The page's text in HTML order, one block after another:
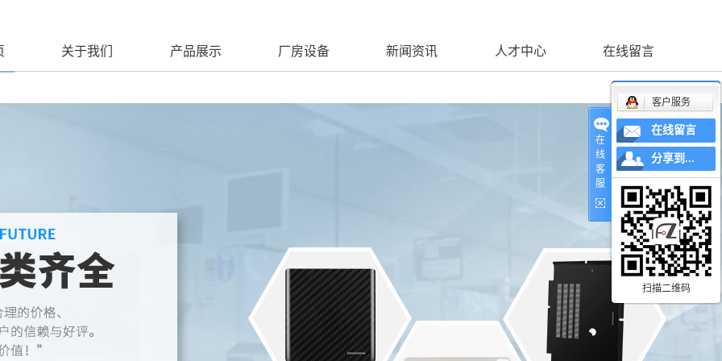
关于我们 产品展示 厂房设备 新闻资讯 人才中心 在线留言
在
线
客
服
客户服务
在线留言
分享到...
扫描二维码